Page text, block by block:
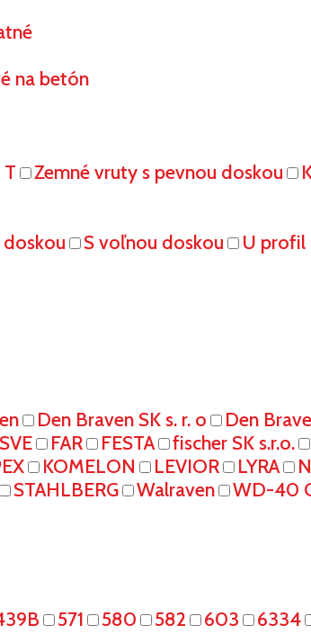
na betón
Zemné vruty s pevnou doskou
doskou S voľnou doskou
U profil
Den Braven SK s. r. o Den
FAR FESTA fischer SK s.r.o.
KOMELON LEVIOR LYRA
STAHLBERG Walraven WD-40
571 580 582 603 6334